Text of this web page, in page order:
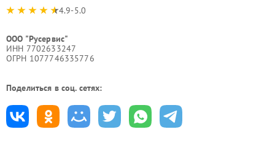
4.9-5.0
ООО "Русервис"
ИНН 7702633247
ОГРН 1077746335776
Поделиться в соц. сетях: